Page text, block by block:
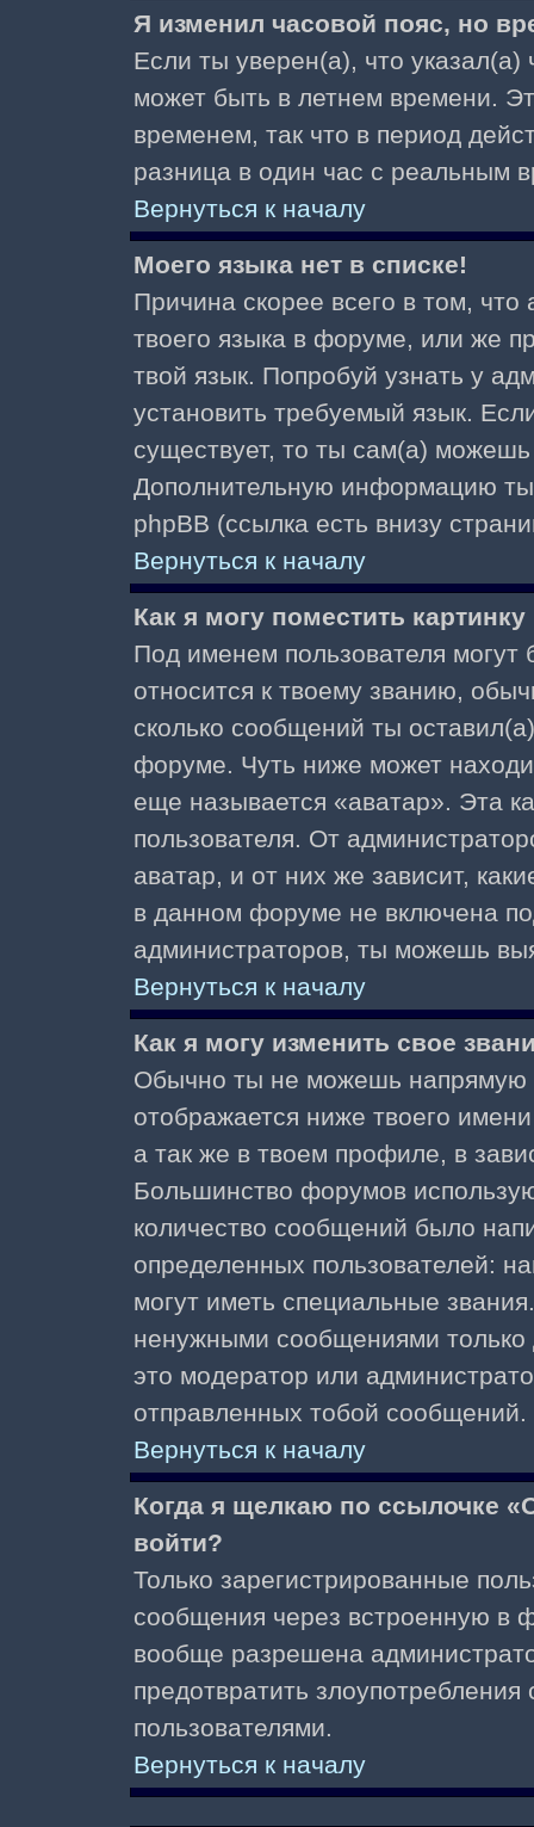
Я изменил часовой пояс, но
Если ты уверен(а), что
может быть в летнем времени.
временем, так что в период
разница в один час с реальным
Вернуться к началу
Моего языка нет в списке!
Причина скорее всего в том,
твоего языка в форуме, или же
твой язык. Попробуй узнать у
установить требуемый язык.
существует, то ты сам(а)
Дополнительную информацию
phpBB (ссылка есть внизу
Вернуться к началу
Как я могу поместить
Под именем пользователя могут
относится к твоему званию,
сколько сообщений ты
форуме. Чуть ниже может
еще называется «аватар». Эта
пользователя. От
аватар, и от них же зависит,
в данном форуме не включена
администраторов, ты можешь
Вернуться к началу
Как я могу изменить свое
Обычно ты не можешь напрямую
отображается ниже твоего
а так же в твоем профиле, в
Большинство форумов
количество сообщений было
определенных пользователей:
могут иметь специальные
ненужными сообщениями только
это модератор или
отправленных тобой сообщений.
Вернуться к началу
Когда я щелкаю по ссылочке
войти?
Только зарегистрированные
сообщения через встроенную в
вообще разрешена
предотвратить
пользователями.
Вернуться к началу